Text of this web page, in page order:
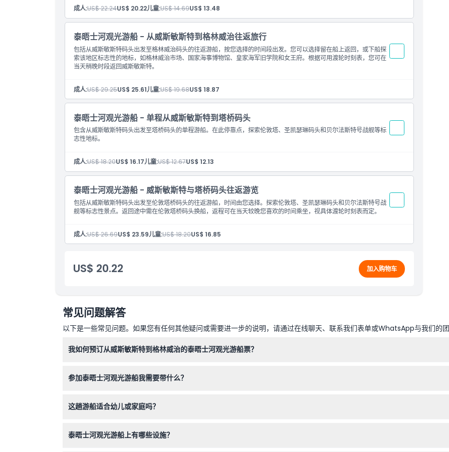
成人:US$ 22.24US$ 20.22儿童:US$ 14.69US$ 13.48
泰晤士河观光游船 - 从威斯敏斯特到格林威治往返旅行
包括从威斯敏斯特码头出发至格林威治码头的往返游船，按您选择的时间段出发。您可以选择留在船上返回，或下船探
索该地区标志性的地标，如格林威治市场、国家海事博物馆、皇家海军旧学院和女王府。根据可用渡轮时刻表，您可在
当天稍晚时段返回威斯敏斯特。
成人:US$ 29.25US$ 25.61儿童:US$ 19.68US$ 18.87
泰晤士河观光游船 - 单程从威斯敏斯特到塔桥码头
包含从威斯敏斯特码头出发至塔桥码头的单程游船。在此停靠点，探索伦敦塔、圣凯瑟琳码头和贝尔法斯特号战舰等标
志性地标。
成人:US$ 18.20US$ 16.17儿童:US$ 12.67US$ 12.13
泰晤士河观光游船 - 威斯敏斯特与塔桥码头往返游览
包括从威斯敏斯特码头出发至伦敦塔桥码头的往返游船，时间由您选择。探索伦敦塔、圣凯瑟琳码头和贝尔法斯特号战
舰等标志性景点。返回途中需在伦敦塔桥码头换船，返程可在当天较晚您喜欢的时间乘坐，视具体渡轮时刻表而定。
成人:US$ 26.69US$ 23.59儿童:US$ 18.20US$ 16.85
US$ 20.22 加入购物车
常见问题解答
以下是一些常见问题。如果您有任何其他疑问或需要进一步的说明，请通过在线聊天、联系我们表单或WhatsApp与我们的团
我如何预订从威斯敏斯特到格林威治的泰晤士河观光游船票？
参加泰晤士河观光游船我需要带什么？
这趟游船适合幼儿或家庭吗？
泰晤士河观光游船上有哪些设施？